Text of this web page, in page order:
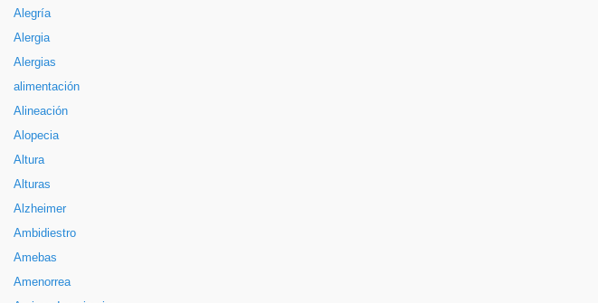
Alegría
Alergia
Alergias
alimentación
Alineación
Alopecia
Altura
Alturas
Alzheimer
Ambidiestro
Amebas
Amenorrea